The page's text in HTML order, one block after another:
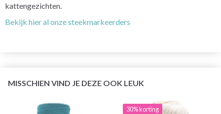
kattengezichten.
Bekijk hier al onze steekmarkeerders
MISSCHIEN VIND JE DEZE OOK LEUK
30% korting